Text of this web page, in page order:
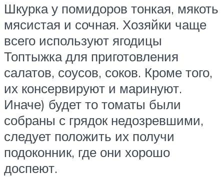
Шкурка у помидоров тонкая, мякоть
мясистая и сочная. Хозяйки чаще
всего используют ягодицы
Топтыжка для приготовления
салатов, соусов, соков. Кроме того,
их консервируют и маринуют.
Иначе) будет то томаты были
собраны с грядок недозревшими,
следует положить их получи
подоконник, где они хорошо
доспеют.